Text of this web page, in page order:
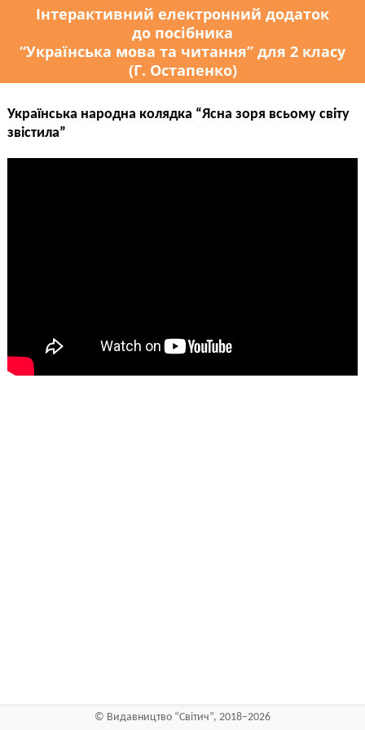
Інтерактивний електронний додаток
до посібника
“Українська мова та читання” для 2 класу
(Г. Остапенко)
Українська народна колядка “Ясна зоря всьому світу
звістила”
© Видавництво “Світич”, 2018–2026